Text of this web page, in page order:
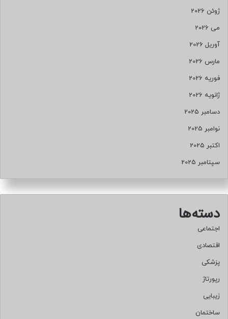
ژوئن 2026
می 2026
آوریل 2026
مارس 2026
فوریه 2026
ژانویه 2026
دسامبر 2025
نوامبر 2025
اکتبر 2025
سپتامبر 2025
دسته‌ها
اجتماعی
اقتصادی
پزشکی
رپورتاژ
زیبایی
ساختمان